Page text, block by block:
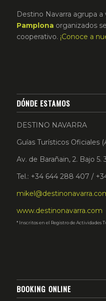
Destino Navarra agrupa a
Pamplonaorganizados
cooperativo. ¡Conoce a
DÓNDE ESTAMOS
DESTINO NAVARRA
Guías Turísticos Oficiales
Av. de Barañain, 2. Bajo 5.
Tel.: +34 644 288 407 /
www.destinonavarra.com
* Inscritos en el Registro de Actividades
BOOKING ONLINE